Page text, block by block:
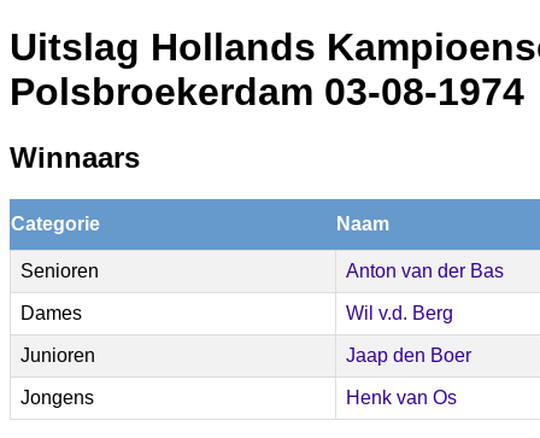
Uitslag Hollands
Polsbroekerdam 03-08-1974
Winnaars
Categorie Naam
Senioren Anton van der Bas
Dames Wil v.d. Berg
Junioren Jaap den Boer
Jongens Henk van Os